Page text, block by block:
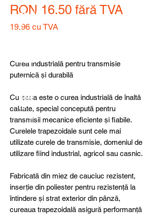
RON 16.50 fără TVA
19.96 cu TVA
Curea industrială pentru transmisie
puternică și durabilă
Cureaua este o curea industrială de înaltă
calitate, special concepută pentru
transmisii mecanice eficiente și fiabile.
Curelele trapezoidale sunt cele mai
utilizate curele de transmisie, domeniul de
utilizare fiind industrial, agricol sau casnic.
Fabricată din miez de cauciuc rezistent,
inserție din poliester pentru rezistență la
întindere și strat exterior din pânză,
cureaua trapezoidală asigură performanță
r
detail
s,
cts or
ltancy
here
to
help